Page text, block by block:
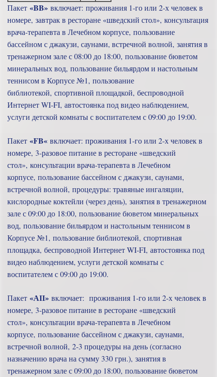
Пакет «BB» включает: проживания 1-го или 2-х человек в
номере, завтрак в ресторане «шведский стол», консультация
врача-терапевта в Лечебном корпусе, пользование
бассейном с джакузи, саунами, встречной волной, занятия в
тренажерном зале с 08:00 до 18:00, пользование бюветом
минеральных вод, пользование бильярдом и настольным
теннисом в Корпусе №1, пользование
библиотекой, спортивной площадкой, беспроводной
Интернет WI-FI, автостоянка под видео наблюдением,
услуги детской комнаты с воспитателем с 09:00 до 19:00.
Пакет «FB« включает: проживания 1-го или 2-х человек в
номере, 3-разовое питание в ресторане «шведский
стол», консультации врача-терапевта в Лечебном
корпусе, пользование бассейном с джакузи, саунами,
встречной волной, процедуры: травяные ингаляции,
кислородные коктейли (через день), занятия в тренажерном
зале с 09:00 до 18:00, пользование бюветом минеральных
вод, пользование бильярдом и настольным теннисом в
Корпусе №1, пользование библиотекой, спортивная
площадка, беспроводной Интернет WI-FI, автостоянка под
видео наблюдением, услуги детской комнаты с
воспитателем с 09:00 до 19:00.
Пакет «АІІ» включает: проживания 1-го или 2-х человек в
номере, 3-разовое питание в ресторане «шведский
стол», консультации врача-терапевта в Лечебном
корпусе, пользование бассейном с джакузи, саунами,
встречной волной, 2-3 процедуры на день (согласно
назначению врача на сумму 330 грн.), занятия в
тренажерном зале с 09:00 до 18:00, пользование бюветом